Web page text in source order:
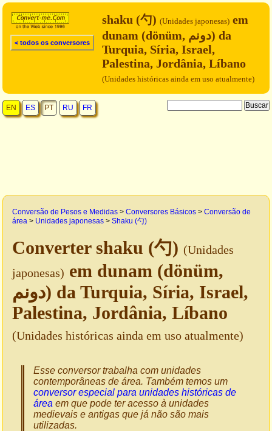
< todos os conversores
shaku (勺) (Unidades japonesas) em
dunam (dönüm, دونم) da
Turquia, Síria, Israel,
Palestina, Jordânia, Líbano
(Unidades históricas ainda em uso atualmente)
EN ES PT RU FR
Conversão de Pesos e Medidas > Conversores Básicos > Conversão de
área > Unidades japonesas > Shaku (勺)
Converter shaku (勺) (Unidades
japonesas) em dunam (dönüm,
دونم) da Turquia, Síria, Israel,
Palestina, Jordânia, Líbano
(Unidades históricas ainda em uso atualmente)
Esse conversor trabalha com unidades
contemporâneas de área. Também temos um
conversor especial para unidades históricas de
área em que pode ter acesso à unidades
medievais e antigas que já não são mais
utilizadas.